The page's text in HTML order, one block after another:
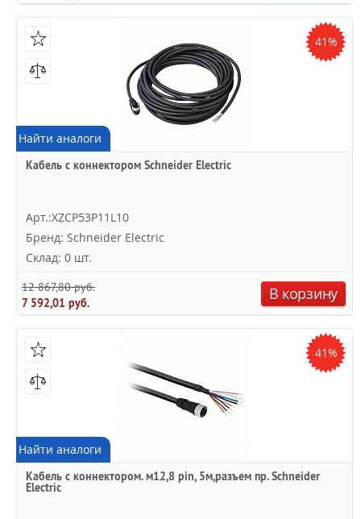
41%
Найти аналоги
Кабель с коннектором Schneider Electric
Арт.:XZCP53P11L10
Бренд: Schneider Electric
Склад: 0 шт.
12 867,80 руб.
7 592,01 руб.
В корзину
41%
Найти аналоги
Кабель с коннектором. м12,8 pin, 5м,разъем пр. Schneider
Electric